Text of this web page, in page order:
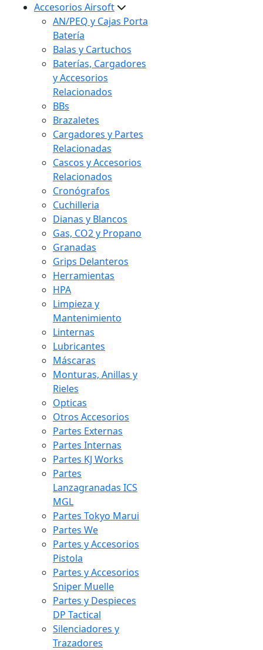
Accesorios Airsoft
AN/PEQ y Cajas Porta
Batería
Balas y Cartuchos
Baterías, Cargadores
y Accesorios
Relacionados
BBs
Brazaletes
Cargadores y Partes
Relacionadas
Cascos y Accesorios
Relacionados
Cronógrafos
Cuchilleria
Dianas y Blancos
Gas, CO2 y Propano
Granadas
Grips Delanteros
Herramientas
HPA
Limpieza y
Mantenimiento
Linternas
Lubricantes
Máscaras
Monturas, Anillas y
Rieles
Opticas
Otros Accesorios
Partes Externas
Partes Internas
Partes KJ Works
Partes
Lanzagranadas ICS
MGL
Partes Tokyo Marui
Partes We
Partes y Accesorios
Pistola
Partes y Accesorios
Sniper Muelle
Partes y Despieces
DP Tactical
Silenciadores y
Trazadores